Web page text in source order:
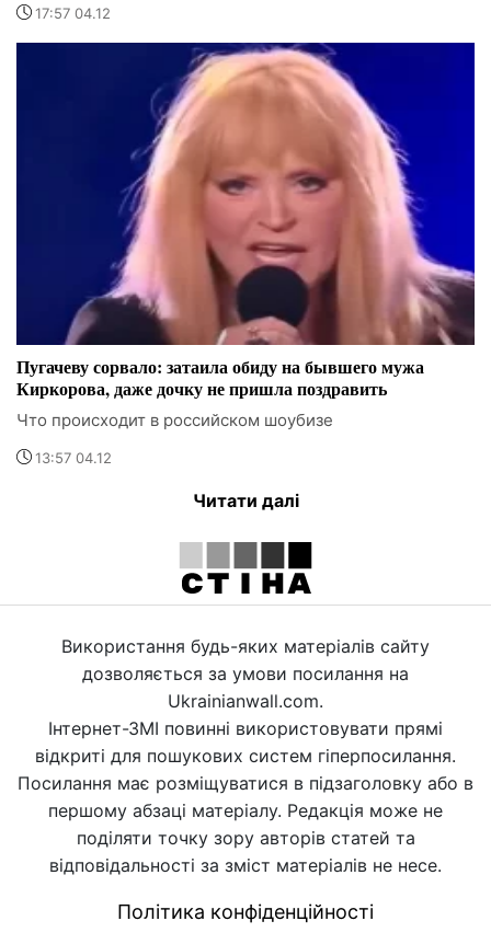
17:57 04.12
Пугачеву сорвало: затаила обиду на бывшего мужа
Киркорова, даже дочку не пришла поздравить
Что происходит в российском шоубизе
13:57 04.12
Читати далі
Використання будь-яких матеріалів сайту
дозволяється за умови посилання на
Ukrainianwall.com.
Інтернет-ЗМІ повинні використовувати прямі
відкриті для пошукових систем гіперпосилання.
Посилання має розміщуватися в підзаголовку або в
першому абзаці матеріалу. Редакція може не
поділяти точку зору авторів статей та
відповідальності за зміст матеріалів не несе.
Політика конфіденційності